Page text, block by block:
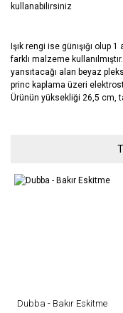
kullanabilirsiniz
Işık rengi ise günışığı olup
farklı malzeme
yansıtacağı alan beyaz
princ kaplama üzeri
Ürünün yüksekliği 26,5 cm,
Bu ürünün fiyat bilgisi,
konularda yetersiz
Görüş ve önerileriniz
Bu ürüne benzer
Dubba - Bakır Eskitme